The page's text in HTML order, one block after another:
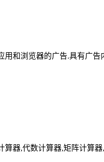
用和浏览器的广告.具有广
算器,代数计算器,矩阵计算